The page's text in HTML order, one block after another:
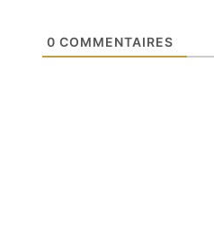
0 COMMENTAIRES